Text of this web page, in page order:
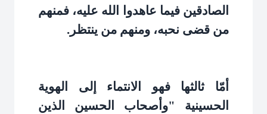
الصادقين فيما عاهدوا الله عليه، فمنهم
من قضى نحبه، ومنهم من ينتظر .
أمّا ثالثها فهو الانتماء إلى الهوية
الحسينية "وأصحاب الحسين الذين